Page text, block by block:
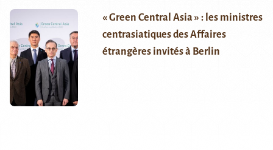
« Green Central Asia » : les ministres
centrasiatiques des Affaires
étrangères invités à Berlin